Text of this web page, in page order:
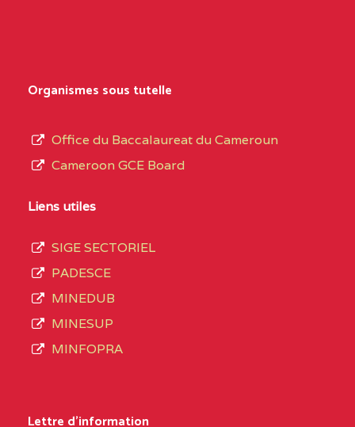
NORD
KOUSSERI
NORD
EXTREME-
NORD
du
de
septembre
2020
compte
3408
Organismes sous tutelle
Office du Baccalaureat du Cameroun
Cameroon GCE Board
Liens utiles
SIGE SECTORIEL
PADESCE
MINEDUB
MINESUP
MINFOPRA
Lettre d'information